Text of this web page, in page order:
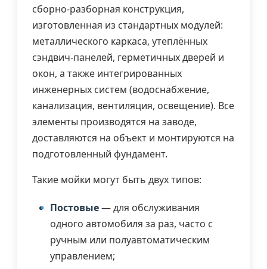
сборно-разборная конструкция,
изготовленная из стандартных модулей:
металлического каркаса, утеплённых
сэндвич-панелей, герметичных дверей и
окон, а также интегрированных
инженерных систем (водоснабжение,
канализация, вентиляция, освещение). Все
элементы производятся на заводе,
доставляются на объект и монтируются на
подготовленный фундамент.
Такие мойки могут быть двух типов:
Постовые— для обслуживания
одного автомобиля за раз, часто с
ручным или полуавтоматическим
управлением;